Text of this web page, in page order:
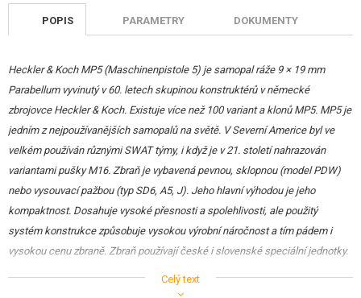
POPIS PARAMETRY DOKUMENTY
Heckler & Koch MP5 (Maschinenpistole 5) je samopal ráže 9 × 19 mm
Parabellum vyvinutý v 60. letech skupinou konstruktérů v německé
zbrojovce Heckler & Koch. Existuje více než 100 variant a klonů MP5. MP5 je
jedním z nejpoužívanějších samopalů na světě. V Severní Americe byl ve
velkém používán různými SWAT týmy, i když je v 21. století nahrazován
variantami pušky M16. Zbraň je vybavená pevnou, sklopnou (model PDW)
nebo vysouvací pažbou (typ SD6, A5, J). Jeho hlavní výhodou je jeho
kompaktnost. Dosahuje vysoké přesnosti a spolehlivosti, ale použitý
systém konstrukce způsobuje vysokou výrobní náročnost a tím pádem i
vysokou cenu zbraně. Zbraň používají české i slovenské speciální jednotky.
CYMA. Má kvalitně zpracované kovové tělo, dobře slícované s kvalitní
Celý text